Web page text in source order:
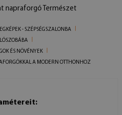
napraforgó Természet
- SZÉPSÉGSZALONBA
ÉS NÖVÉNYEK
A MODERN OTTHONHOZ